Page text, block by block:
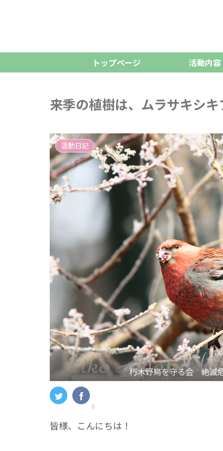
トップページ 活動内容
来季の植樹は、ムラサキシ
活動日記
朽木野鳥を守る会 絶滅
0
皆様、こんにちは！